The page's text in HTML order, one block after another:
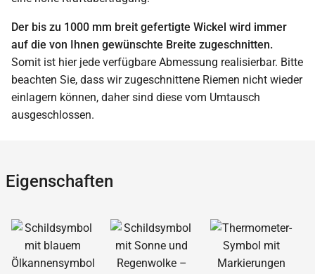
Der bis zu 1000 mm breit gefertigte Wickel wird immer
auf die von Ihnen gewünschte Breite zugeschnitten.
Somit ist hier jede verfügbare Abmessung realisierbar. Bitte
beachten Sie, dass wir zugeschnittene Riemen nicht wieder
einlagern können, daher sind diese vom Umtausch
ausgeschlossen.
Eigenschaften